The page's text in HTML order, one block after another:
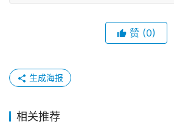
赞 (0)
生成海报
相关推荐